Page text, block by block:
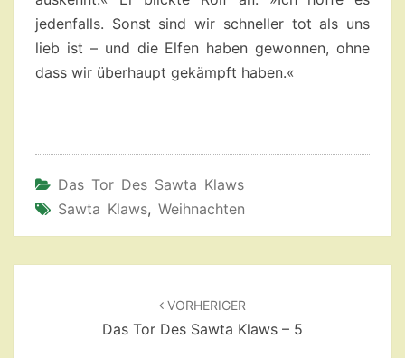
jedenfalls. Sonst sind wir schneller tot als uns
lieb ist – und die Elfen haben gewonnen, ohne
dass wir überhaupt gekämpft haben.«
Das Tor Des Sawta Klaws
Sawta Klaws, Weihnachten
VORHERIGER
Das Tor Des Sawta Klaws – 5